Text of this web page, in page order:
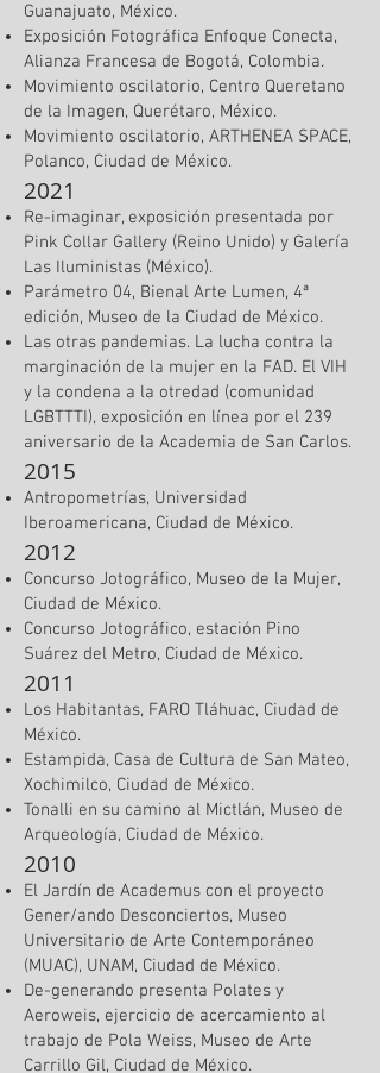
Guanajuato, México.
Exposición Fotográfica Enfoque Conecta,
Alianza Francesa de Bogotá, Colombia.
Movimiento oscilatorio, Centro Queretano
de la Imagen, Querétaro, México.
Movimiento oscilatorio, ARTHENEA SPACE,
Polanco, Ciudad de México.
2021
Re-imaginar, exposición presentada por
Pink Collar Gallery (Reino Unido) y Galería
Las Iluministas (México).
Parámetro 04, Bienal Arte Lumen, 4ª
edición, Museo de la Ciudad de México.
Las otras pandemias. La lucha contra la
marginación de la mujer en la FAD. El VIH
y la condena a la otredad (comunidad
LGBTTTI), exposición en línea por el 239
aniversario de la Academia de San Carlos.
2015
Antropometrías, Universidad
Iberoamericana, Ciudad de México.
2012
Concurso Jotográfico, Museo de la Mujer,
Ciudad de México.
Concurso Jotográfico, estación Pino
Suárez del Metro, Ciudad de México.
2011
Los Habitantas, FARO Tláhuac, Ciudad de
México.
Estampida, Casa de Cultura de San Mateo,
Xochimilco, Ciudad de México.
Tonalli en su camino al Mictlán, Museo de
Arqueología, Ciudad de México.
2010
El Jardín de Academus con el proyecto
Gener/ando Desconciertos, Museo
Universitario de Arte Contemporáneo
(MUAC), UNAM, Ciudad de México.
De-generando presenta Polates y
Aeroweis, ejercicio de acercamiento al
trabajo de Pola Weiss, Museo de Arte
Carrillo Gil, Ciudad de México.